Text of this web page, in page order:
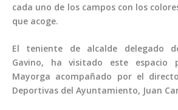
cada uno de los campos con los
que acoge.
El teniente de alcalde delegado
Gavino, ha visitado este espacio
Mayorga acompañado por el
Deportivas del Ayuntamiento, Juan